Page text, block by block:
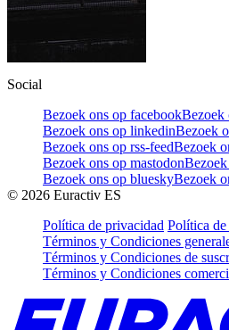
Social
Bezoek ons op facebookBezoek
Bezoek ons op linkedinBezoek
Bezoek ons op rss-feedBezoek
Bezoek ons op mastodon
Bezoek ons op blueskyBezoek
© 2026 Euractiv ES
Política de privacidad Política
Términos y Condiciones
Términos y Condiciones de
Términos y Condiciones